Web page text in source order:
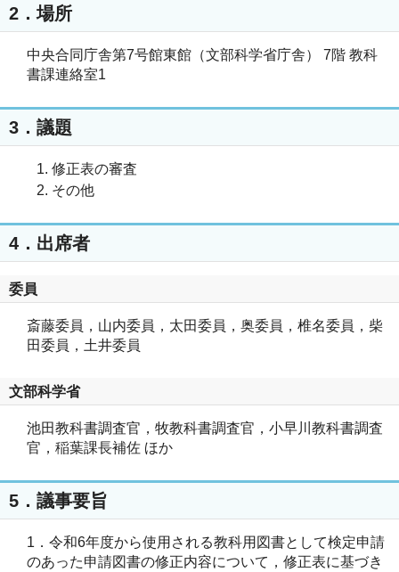
2．場所
中央合同庁舎第7号館東館（文部科学省庁舎） 7階 教科
書課連絡室1
3．議題
修正表の審査
その他
4．出席者
委員
斎藤委員，山内委員，太田委員，奥委員，椎名委員，柴
田委員，土井委員
文部科学省
池田教科書調査官，牧教科書調査官，小早川教科書調査
官，稲葉課長補佐 ほか
5．議事要旨
1．令和6年度から使用される教科用図書として検定申請
のあった申請図書の修正内容について，修正表に基づき